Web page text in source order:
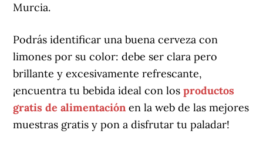
Murcia.
Podrás identificar una buena cerveza con
limones por su color: debe ser clara pero
brillante y excesivamente refrescante,
¡encuentra tu bebida ideal con losproductos
gratis de alimentación en la web de las mejores
muestras gratis y pon a disfrutar tu paladar!